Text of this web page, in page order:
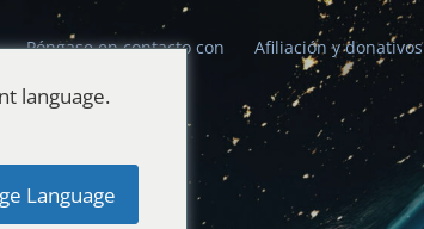
Póngase en contacto con Afiliación y donativos
language.
Language